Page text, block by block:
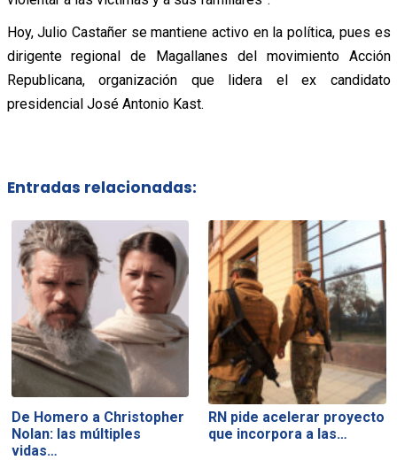
Hoy, Julio Castañer se mantiene activo en la política, pues es
dirigente regional de Magallanes del movimiento Acción
Republicana, organización que lidera el ex candidato
presidencial José Antonio Kast.
Entradas relacionadas:
De Homero a Christopher
Nolan: las múltiples
vidas…
RN pide acelerar proyecto
que incorpora a las…